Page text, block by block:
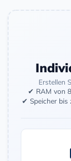
Erstellen
✔ RAM von
✔ Speicher bis